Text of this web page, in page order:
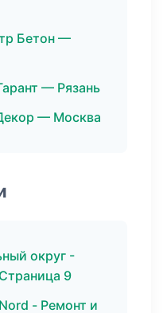
Бетон —
— Рязань
— Москва
округ -
9
- Ремонт и